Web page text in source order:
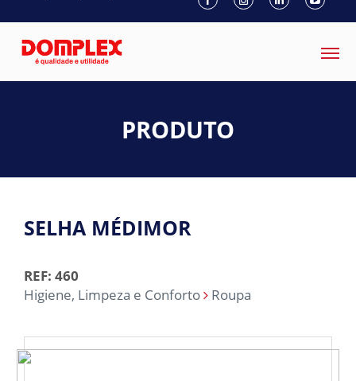
PRODUTO
SELHA MÉDIMOR
REF: 460
Higiene, Limpeza e Conforto
Roupa